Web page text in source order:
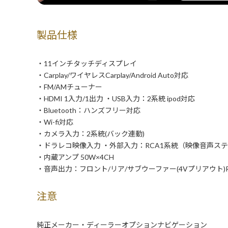
製品仕様
・11インチタッチディスプレイ
・Carplay/ワイヤレスCarplay/Android Auto対応
・FM/AMチューナー
・HDMI 1入力/1出力 ・USB入力：2系統 ipod対応
・Bluetooth：ハンズフリー対応
・Wi-fi対応
・カメラ入力：2系統(バック連動)
・ドラレコ映像入力 ・外部入力：RCA1系統（映像音声ステ
・内蔵アンプ 50W×4CH
・音声出力：フロント/リア/サブウーファー(4Vプリアウト
注意
純正メーカー・ディーラーオプションナビゲーション